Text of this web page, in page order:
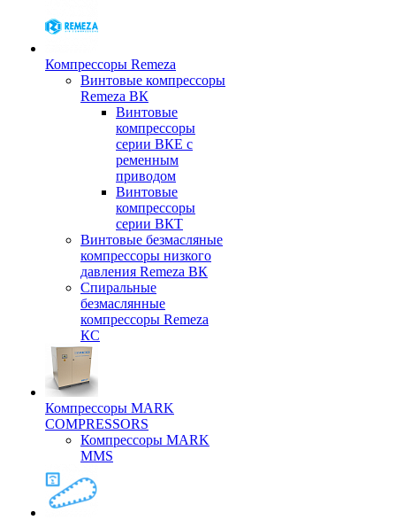
Компрессоры Remeza
Винтовые компрессоры
Remeza ВК
Винтовые
компрессоры
серии ВКЕ с
ременным
приводом
Винтовые
компрессоры
серии ВКТ
Винтовые безмасляные
компрессоры низкого
давления Remeza ВК
Спиральные
безмаслянные
компрессоры Remeza
КС
Компрессоры MARK
COMPRESSORS
Компрессоры MARK
MMS